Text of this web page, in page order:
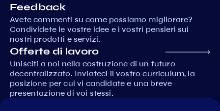
Feedback
Avete commenti su come possiamo migliorare?
Condividete le vostre idee e i vostri pensieri sui
nostri prodotti e servizi.
Offerte di lavoro
Unisciti a noi nella costruzione di un futuro
decentralizzato. Inviateci il vostro curriculum, la
posizione per cui vi candidate e una breve
presentazione di voi stessi.